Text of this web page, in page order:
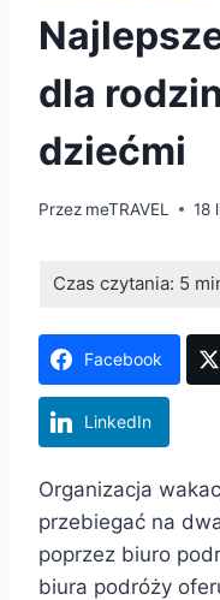
dla
dziećmi
Przez meTRAVEL 18
Facebook
LinkedIn
Organizacja
przebiegać na
poprzez biuro
biura podróży